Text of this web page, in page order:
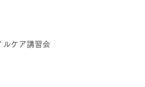
ルケア講習会